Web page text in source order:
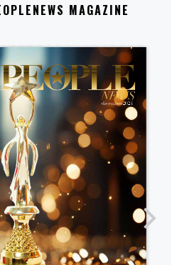
MAGAZINE